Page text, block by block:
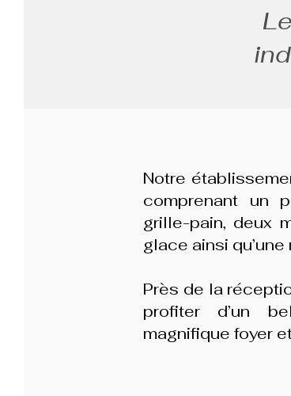
Le
Notre
comprenant un
grille-pain, deux
glace ainsi
Près de la
profiter d’un
magnifique foyer